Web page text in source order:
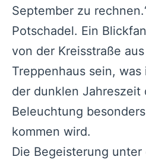
September zu
Potschadel. Ein
von der Kreisstraße
Treppenhaus sein,
der dunklen Jahreszeit
Beleuchtung
kommen wird.
Die Begeisterung unter